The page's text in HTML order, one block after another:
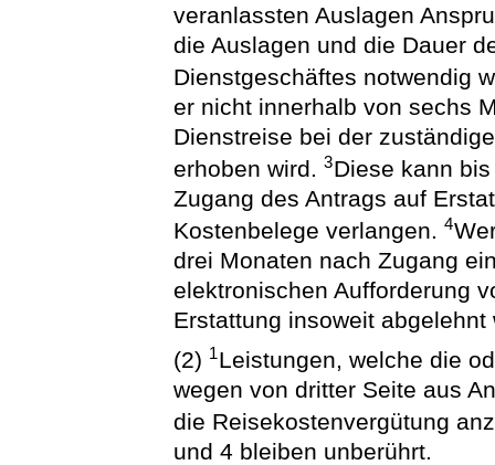
veranlassten Auslagen
die Auslagen und die Dauer
Dienstgeschäftes notwendig
er nicht innerhalb von sechs
Dienstreise bei der
erhoben wird.3Diese kann
Zugang des Antrags auf
Kostenbelege verlangen.4
drei Monaten nach Zugang
elektronischen Aufforderung
Erstattung insoweit abgelehnt
(2) 1Leistungen, welche die
wegen von dritter Seite aus
die Reisekostenvergütung
und 4 bleiben unberührt.